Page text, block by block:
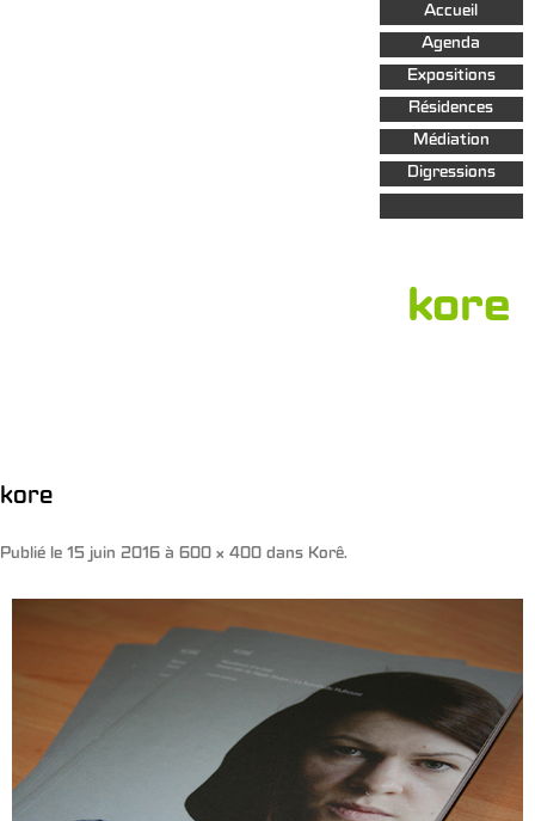
Aller au
contenu
principal
Accueil
Agenda
Expositions
Résidences
Médiation
Digressions
kore
kore
Publié le 15 juin 2016 à 600 × 400 dans Korê.